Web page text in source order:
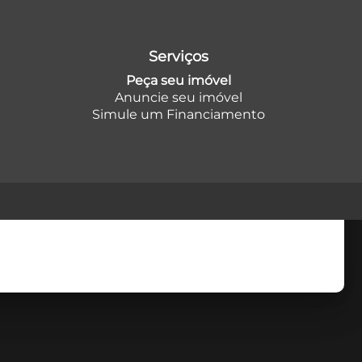
Serviços
Peça seu imóvel
Anuncie seu imóvel
Simule um Financiamento